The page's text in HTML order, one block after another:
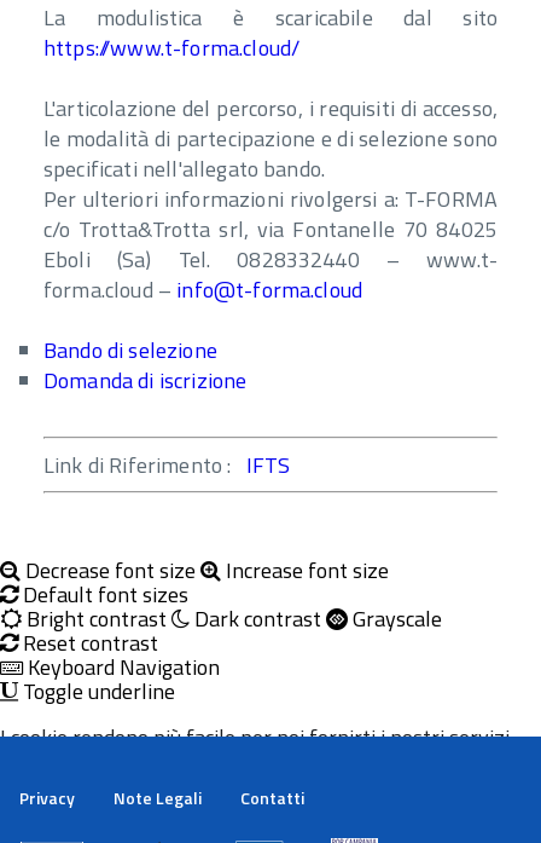
La modulistica è scaricabile dal sito
https://www.t-forma.cloud/
L'articolazione del percorso, i requisiti di accesso,
le modalità di partecipazione e di selezione sono
specificati nell'allegato bando.
Per ulteriori informazioni rivolgersi a: T-FORMA
c/o Trotta&Trotta srl, via Fontanelle 70 84025
Eboli (Sa) Tel. 0828332440 – www.t-
forma.cloud – info@t-forma.cloud
Bando di selezione
Domanda di iscrizione
Link di Riferimento : IFTS
Decrease font size Increase font size
Default font sizes
Bright contrast Dark contrast Grayscale
Reset contrast
Keyboard Navigation
Toggle underline
Privacy Note Legali Contatti
I cookie rendono più facile per noi fornirti i nostri servizi.
cookie.
Maggiori informazioni